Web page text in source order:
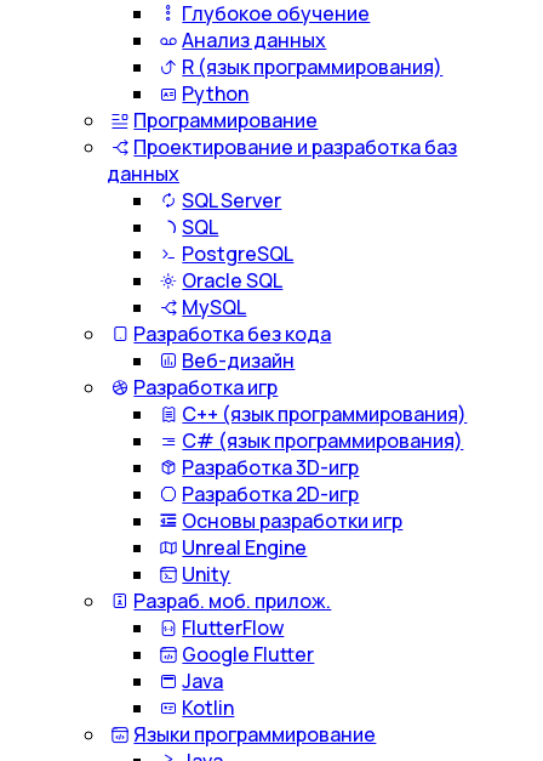
Глубокое обучение
Анализ данных
R (язык программирования)
Python
Программирование
Проектирование и разработка баз
данных
SQL Server
SQL
PostgreSQL
Oracle SQL
MySQL
Разработка без кода
Веб-дизайн
Разработка игр
С++ (язык программирования)
С# (язык программирования)
Разработка 3D-игр
Разработка 2D-игр
Основы разработки игр
Unreal Engine
Unity
Разраб. моб. прилож.
FlutterFlow
Google Flutter
Java
Kotlin
Языки программирование